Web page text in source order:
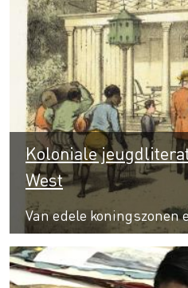
Koloniale
West
Van edele